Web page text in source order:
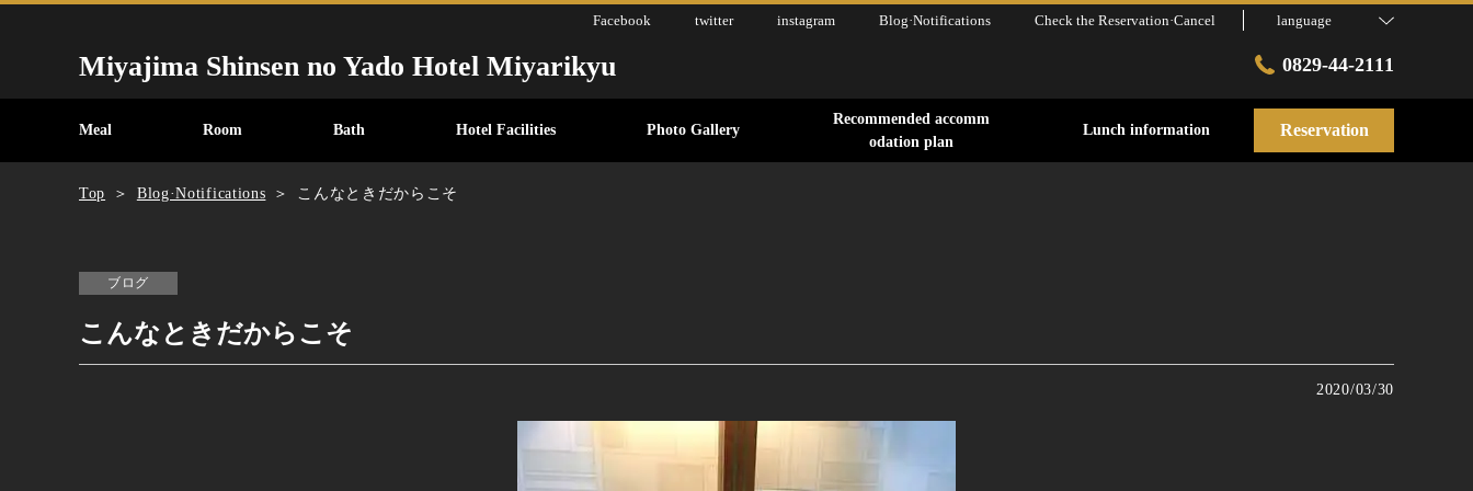
Facebook twitter instagram Blog·Notifications Check the Reservation·Cancel language
Miyajima Shinsen no Yado Hotel Miyarikyu 0829-44-2111
Meal Room Bath Hotel Facilities Photo Gallery
Recommended accomm
odation plan
Lunch information Reservation
Top Blog·Notifications こんなときだからこそ
ブログ
こんなときだからこそ
2020/03/30